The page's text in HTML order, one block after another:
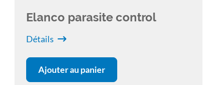
Elanco parasite control
Détails
Ajouter au panier